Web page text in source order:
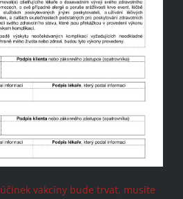
vakcíny bude trvat, musíte